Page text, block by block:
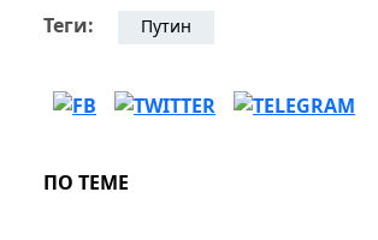
Теги: Путин
ПО ТЕМЕ